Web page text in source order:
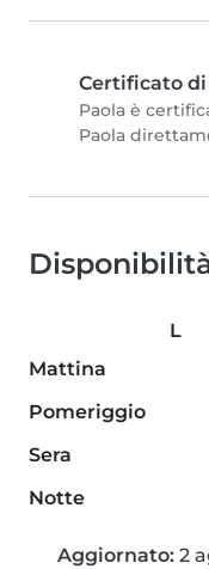
Certificato
Paola è
Paola
L
Mattina
Pomeriggio
Sera
Notte
Aggiornato: 2